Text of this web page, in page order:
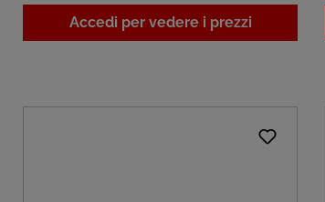
Accedi per vedere i prezzi